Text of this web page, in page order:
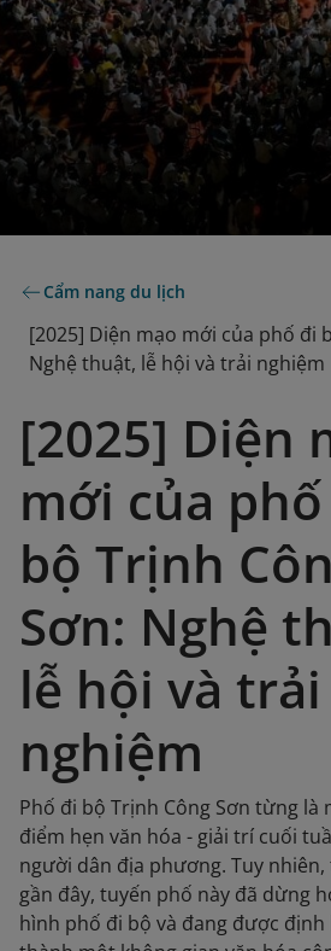
Cẩm nang du lịch
[2025] Diện mạo mới của phố đi
Nghệ thuật, lễ hội và trải nghiệm
[2025] Diện
mới của
bộ Trịnh
Sơn: Nghệ
lễ hội và trải
nghiệm
Phố đi bộ Trịnh Công Sơn từng
điểm hẹn văn hóa - giải trí cuối
người dân địa phương. Tuy
gần đây, tuyến phố này đã dừng
hình phố đi bộ và đang được